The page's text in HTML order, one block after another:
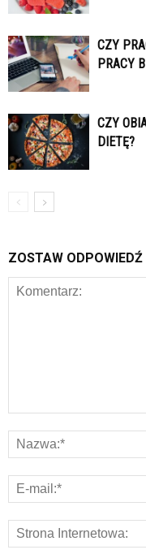
CZY
PRACY
CZY
DIETĘ?
ZOSTAW ODPOWIEDŹ